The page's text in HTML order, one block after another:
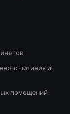
питания и
помещений